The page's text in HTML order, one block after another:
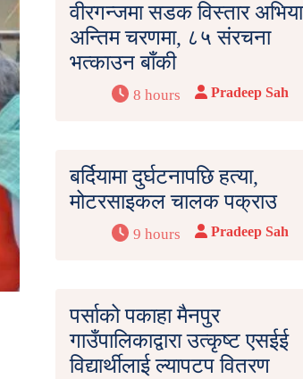
वीरगन्जमा सडक विस्तार
अन्तिम चरणमा, ८५ संरचना
भत्काउन बाँकी
8 hours Pradeep Sah
बर्दियामा दुर्घटनापछि हत्या,
मोटरसाइकल चालक पक्राउ
9 hours Pradeep Sah
पर्साको पकाहा मैनपुर
गाउँपालिकाद्वारा उत्कृष्ट एसईई
विद्यार्थीलाई ल्यापटप वितरण